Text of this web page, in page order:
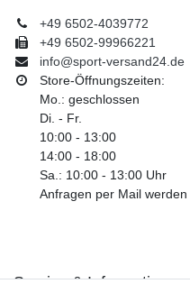
+49 6502-4039772
+49 6502-99966221
info@sport-versand24.de
Store-Öffnungszeiten:
Mo.: geschlossen
Di. - Fr.
10:00 - 13:00
14:00 - 18:00
Sa.: 10:00 - 13:00 Uhr
Anfragen per Mail
Service & Informationen